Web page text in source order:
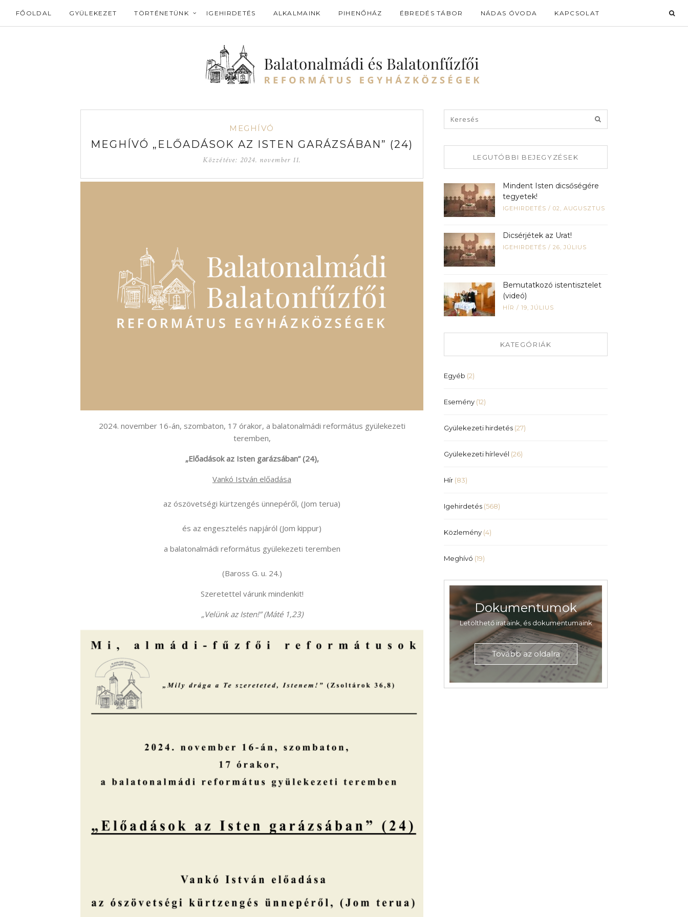
FŐOLDAL GYÜLEKEZET TÖRTÉNETÜNK IGEHIRDETÉS ALKALMAINK PIHENŐHÁZ ÉBREDÉS TÁBOR NÁDAS ÓVODA KAPCSOLAT
MEGHÍVÓ
MEGHÍVÓ „ELŐADÁSOK AZ ISTEN GARÁZSÁBAN” (24)
Közzétéve: 2024. november 11.
2024. november 16-án, szombaton, 17 órakor, a balatonalmádi református gyülekezeti
teremben,
„Előadások az Isten garázsában” (24),
Vankó István előadása
az ószövetségi kürtzengés ünnepéről, (Jom terua)
és az engesztelés napjáról (Jom kippur)
a balatonalmádi református gyülekezeti teremben
(Baross G. u. 24.)
Szeretettel várunk mindenkit!
„Velünk az Isten!” (Máté 1,23)
LEGUTÓBBI BEJEGYZÉSEK
Mindent Isten dicsőségére
tegyetek!
IGEHIRDETÉS / 02, AUGUSZTUS
Dicsérjétek az Urat!
IGEHIRDETÉS / 26, JÚLIUS
Bemutatkozó istentisztelet
(videó)
HÍR / 19, JÚLIUS
KATEGÓRIÁK
Egyéb (2)
Esemény (12)
Gyülekezeti hirdetés (27)
Gyülekezeti hírlevél (26)
Hír (83)
Igehirdetés (568)
Közlemény (4)
Meghívó (19)
Dokumentumok
Letölthető irataink, és dokumentumaink
Tovább az oldalra